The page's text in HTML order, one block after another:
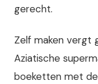
gerecht.
Zelf maken vergt
Aziatische
boeketten met